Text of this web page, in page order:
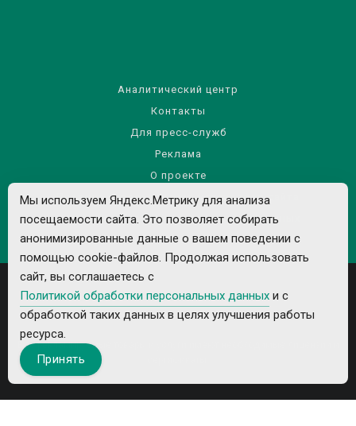
Аналитический центр
Контакты
Для пресс-служб
Реклама
О проекте
Правила использования материалов сайта
Политика обработки персональных данных
Все рекламируемые товары и услуги имеют необходимые лицензии и
Мы используем Яндекс.Метрику для анализа
посещаемости сайта. Это позволяет собирать
анонимизированные данные о вашем поведении с
помощью cookie-файлов. Продолжая использовать
сайт, вы соглашаетесь с
Политикой обработки персональных данных и с
обработкой таких данных в целях улучшения работы
ресурса.
Принять